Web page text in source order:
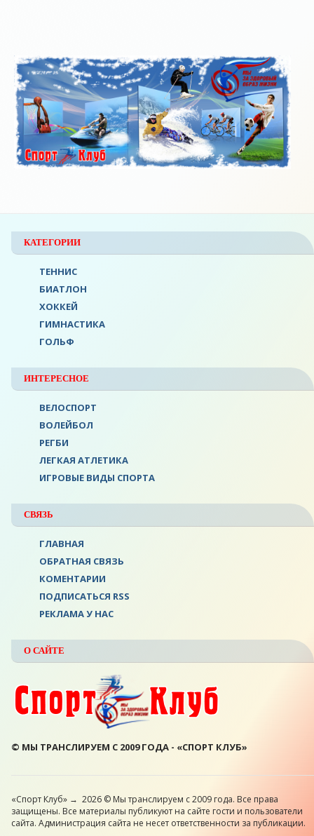
КАТЕГОРИИ
ТЕННИС
БИАТЛОН
ХОККЕЙ
ГИМНАСТИКА
ГОЛЬФ
ИНТЕРЕСНОЕ
ВЕЛОСПОРТ
ВОЛЕЙБОЛ
РЕГБИ
ЛЕГКАЯ АТЛЕТИКА
ИГРОВЫЕ ВИДЫ СПОРТА
СВЯЗЬ
ГЛАВНАЯ
ОБРАТНАЯ СВЯЗЬ
КОМЕНТАРИИ
ПОДПИСАТЬСЯ RSS
РЕКЛАМА У НАС
О САЙТЕ
© МЫ ТРАНСЛИРУЕМ С 2009 ГОДА - «СПОРТ КЛУБ»
«Спорт Клуб» → 2026 © Мы транслируем с 2009 года. Все права
защищены. Все материалы публикуют на сайте гости и пользователи
сайта. Администрация сайта не несет ответственности за публикации.